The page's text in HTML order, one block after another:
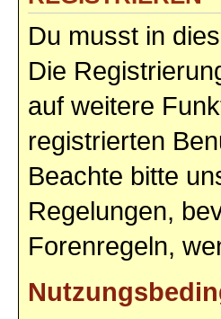
Du musst in
Die
auf weitere
registrierten
Beachte bitte
Regelungen,
Forenregeln,